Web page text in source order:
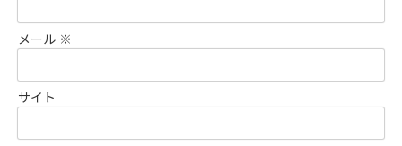
メール ※
サイト